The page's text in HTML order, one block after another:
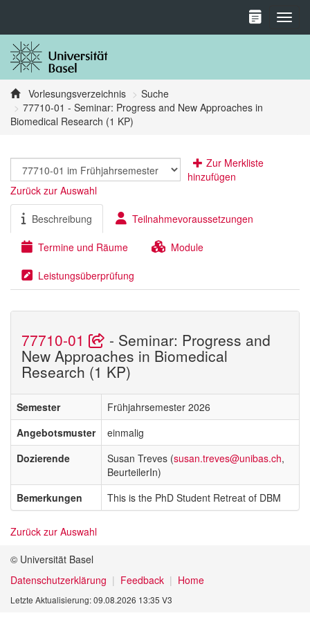
Vorlesungsverzeichnis
Suche
77710-01 - Seminar: Progress and New Approaches in
Biomedical Research (1 KP)
Zur Merkliste
hinzufügen
Zurück zur Auswahl
Beschreibung Teilnahmevoraussetzungen
Termine und Räume Module
Leistungsüberprüfung
77710-01 - Seminar: Progress and
New Approaches in Biomedical
Research (1 KP)
Semester
Frühjahrsemester 2026
Angebotsmuster
einmalig
Dozierende
Susan Treves (susan.treves@unibas.ch,
BeurteilerIn)
Bemerkungen
This is the PhD Student Retreat of DBM
Zurück zur Auswahl
© Universität Basel
Datenschutzerklärung
Feedback Home
Letzte Aktualisierung: 09.08.2026 13:35 V3